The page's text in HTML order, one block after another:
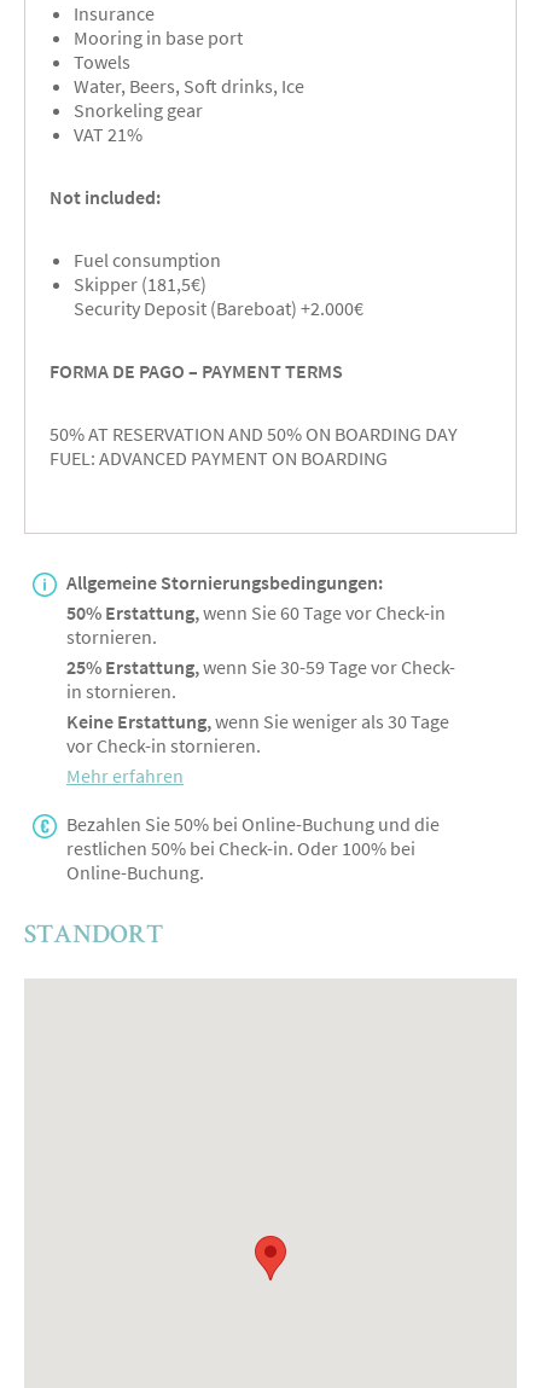
Insurance
Mooring in base port
Towels
Water, Beers, Soft drinks, Ice
Snorkeling gear
VAT 21%
Not included:
Fuel consumption
Skipper (181,5€)
Security Deposit (Bareboat) +2.000€
FORMA DE PAGO – PAYMENT TERMS
50% AT RESERVATION AND 50% ON BOARDING DAY
FUEL: ADVANCED PAYMENT ON BOARDING
Allgemeine Stornierungsbedingungen:
50% Erstattung,wenn Sie 60 Tage vor Check-in
stornieren.
25% Erstattung,wenn Sie 30-59 Tage vor Check-
in stornieren.
Keine Erstattung,wenn Sie weniger als 30 Tage
vor Check-in stornieren.
Mehr erfahren
Bezahlen Sie 50% bei Online-Buchung und die
restlichen 50% bei Check-in. Oder 100% bei
Online-Buchung.
STANDORT